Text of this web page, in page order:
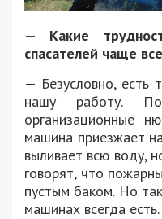
— Какие
спасателей чаще
— Безусловно, есть
нашу работу.
организационные
машина приезжает
выливает всю воду,
говорят, что
пустым баком. Но
машинах всегда